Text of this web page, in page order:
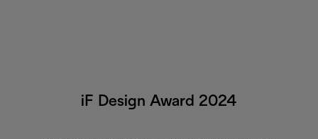
iF Design Award 2024